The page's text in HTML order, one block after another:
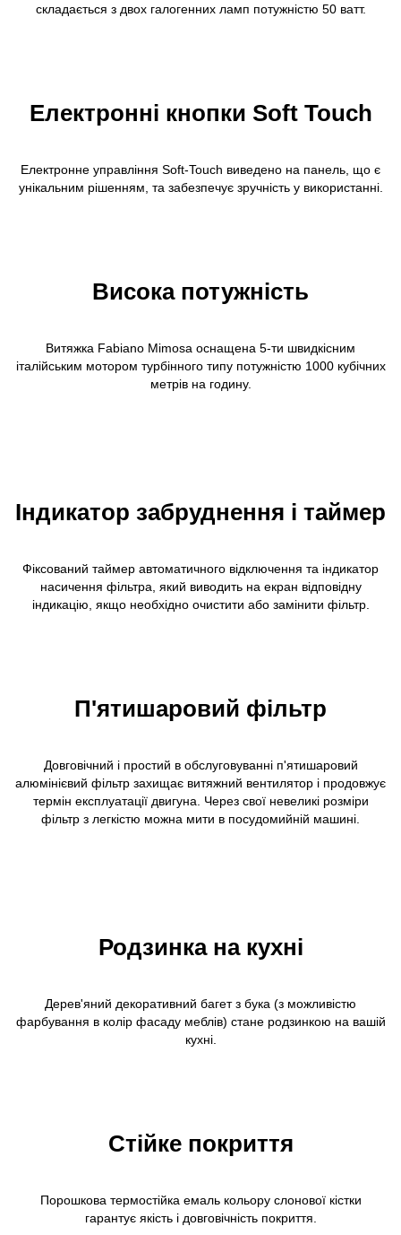
складається з двох галогенних ламп потужністю 50 ватт.
Електронні кнопки Soft Touch
Електронне управління Soft-Touch виведено на панель, що є
унікальним рішенням, та забезпечує зручність у використанні.
Висока потужність
Витяжка Fabiano Mimosa оснащена 5-ти швидкісним
італійським мотором турбінного типу потужністю 1000 кубічних
метрів на годину.
Індикатор забруднення і таймер
Фіксований таймер автоматичного відключення та індикатор
насичення фільтра, який виводить на екран відповідну
індикацію, якщо необхідно очистити або замінити фільтр.
П'ятишаровий фільтр
Довговічний і простий в обслуговуванні п'ятишаровий
алюмінієвий фільтр захищає витяжний вентилятор і продовжує
термін експлуатації двигуна. Через свої невеликі розміри
фільтр з легкістю можна мити в посудомийній машині.
Родзинка на кухні
Дерев'яний декоративний багет з бука (з можливістю
фарбування в колір фасаду меблів) стане родзинкою на вашій
кухні.
Стійке покриття
Порошкова термостійка емаль кольору слонової кістки
гарантує якість і довговічність покриття.